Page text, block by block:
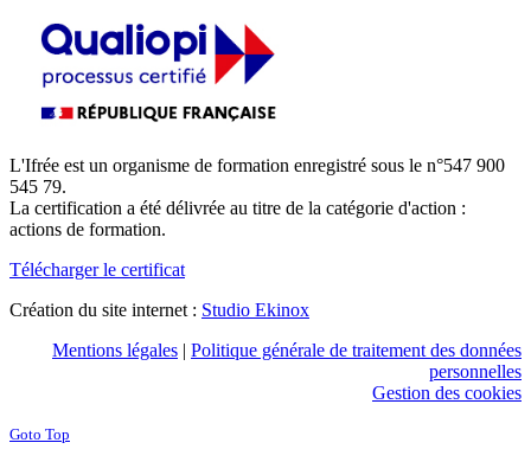
L'Ifrée est un organisme de formation enregistré sous le n°547 900
545 79.
La certification a été délivrée au titre de la catégorie d'action :
actions de formation.
Télécharger le certificat
Création du site internet : Studio Ekinox
Mentions légales | Politique générale de traitement des données
personnelles
Gestion des cookies
Goto Top